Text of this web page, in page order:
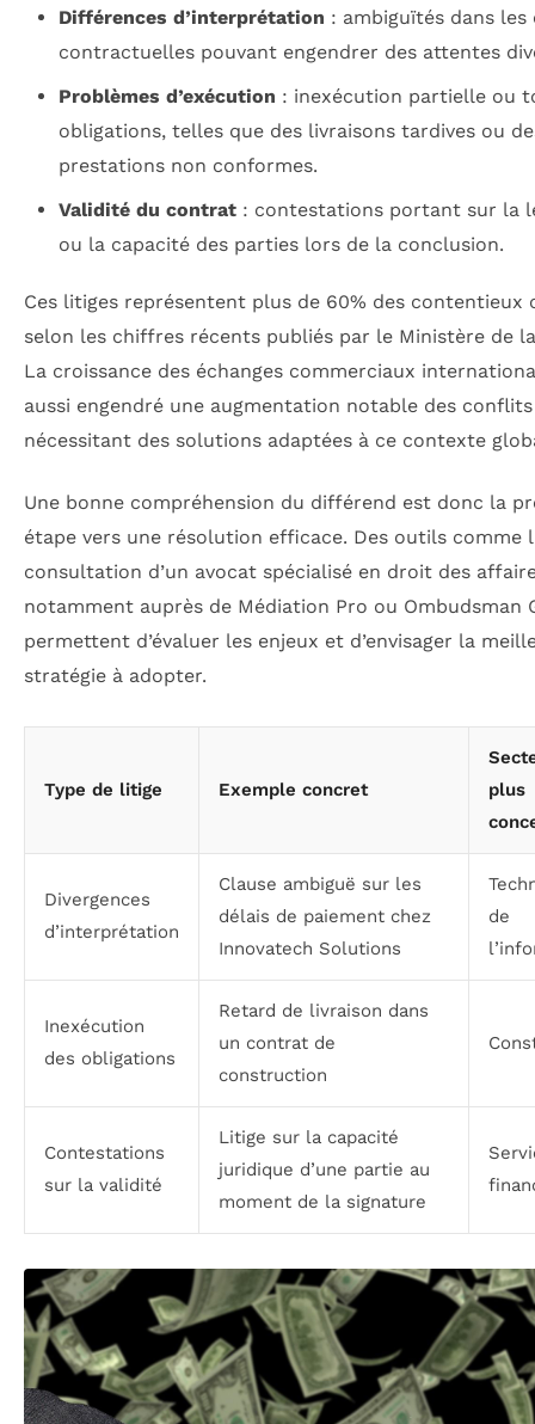
Différences d’interprétation : ambiguïtés dans les
contractuelles pouvant engendrer des attentes
Problèmes d’exécution : inexécution partielle ou
obligations, telles que des livraisons tardives ou
prestations non conformes.
Validité du contrat: contestations portant sur la
ou la capacité des parties lors de la conclusion.
Ces litiges représentent plus de 60% des contentieux
selon les chiffres récents publiés par le Ministère de
La croissance des échanges commerciaux
aussi engendré une augmentation notable des conflits
nécessitant des solutions adaptées à ce contexte
Une bonne compréhension du différend est donc la
étape vers une résolution efficace. Des outils comme
consultation d’un avocat spécialisé en droit des
notamment auprès de Médiation Pro ou Ombudsman
permettent d’évaluer les enjeux et d’envisager la
stratégie à adopter.
Type de litige Exemple concret
plus
Divergences
d’interprétation
Clause ambiguë sur les
délais de paiement chez
Innovatech Solutions
de
Inexécution
des obligations
Retard de livraison dans
un contrat de
construction
Contestations
sur la validité
Litige sur la capacité
juridique d’une partie au
moment de la signature